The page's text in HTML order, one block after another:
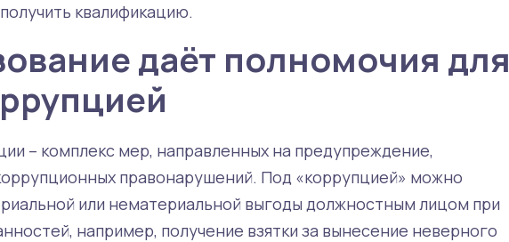
квалификацию.
даёт полномочия для
– комплекс мер, направленных на предупреждение,
правонарушений. Под «коррупцией» можно
или нематериальной выгоды должностным лицом при
например, получение взятки за вынесение неверного